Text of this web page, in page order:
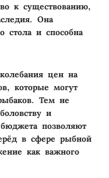
к существованию,
Она
стола и способна
цен на
которые могут
Тем не
и
позволяют
в сфере рыбной
как важного